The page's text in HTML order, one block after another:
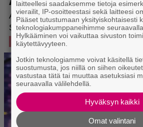
laitteellesi saadaksemme tietoja
vierailit, IP-osoitteestasi sekä laitteesi
Pääset tutustumaan yksityiskohtaisesti
teknologiakumppaneihimme
Hylkääminen voi vaikuttaa sivuston
käytettävyyteen.
Jotkin teknologiamme voivat käsitellä
suostumusta, jos niillä on siihen
vastustaa tätä tai muuttaa asetuksiasi
seuraavalla välilehdellä.
Hyväksyn kaikki
Omat valintani